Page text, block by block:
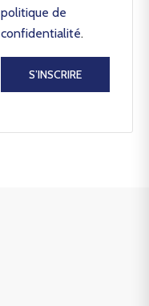
politique de
confidentialité.
S’INSCRIRE